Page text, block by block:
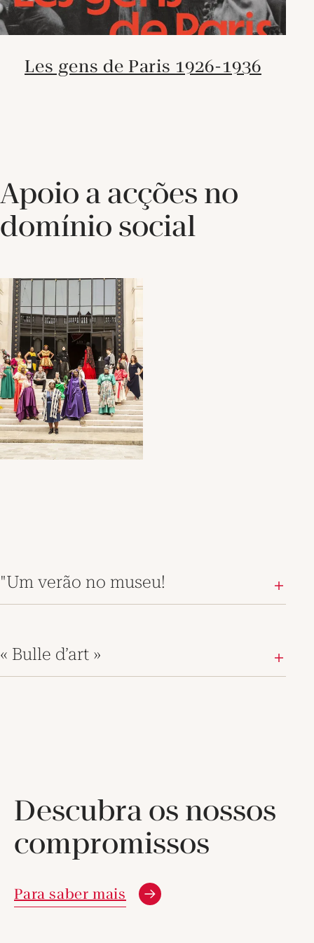
Les gens de Paris 1926-1936
Apoio a acções no
domínio social
"Um verão no museu!
« Bulle d’art »
Descubra os nossos
compromissos
Nova janela
Para saber mais